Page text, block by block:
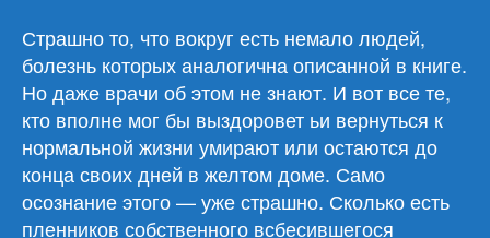
Страшно то, что вокруг есть немало людей,
болезнь которых аналогична описанной в книге.
Но даже врачи об этом не знают. И вот все те,
кто вполне мог бы выздоровет ьи вернуться к
нормальной жизни умирают или остаются до
конца своих дней в желтом доме. Само
осознание этого — уже страшно. Сколько есть
пленников собственного всбесившегося